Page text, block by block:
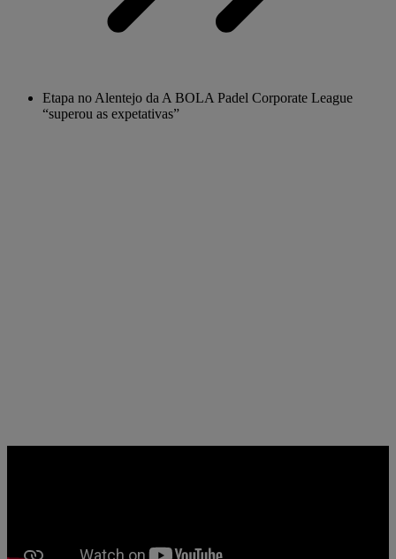
Etapa no Alentejo da A BOLA Padel Corporate League
“superou as expetativas”